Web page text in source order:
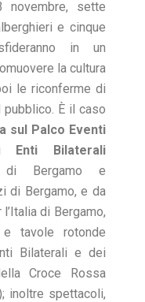
novembre, sette
e cinque
in un
la cultura
le riconferme di
È il caso
sul Palco Eventi
Enti Bilaterali
di Bergamo e
di Bergamo, e da
di Bergamo,
tavole rotonde
Bilaterali e dei
Croce Rossa
inoltre spettacoli,